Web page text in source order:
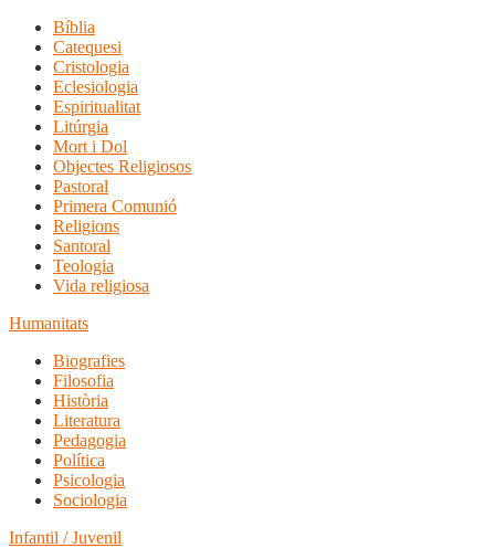
Bíblia
Catequesi
Cristologia
Eclesiologia
Espiritualitat
Litúrgia
Mort i Dol
Objectes Religiosos
Pastoral
Primera Comunió
Religions
Santoral
Teologia
Vida religiosa
Humanitats
Biografies
Filosofia
Història
Literatura
Pedagogia
Política
Psicologia
Sociologia
Infantil / Juvenil